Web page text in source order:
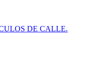
DE CALLE.